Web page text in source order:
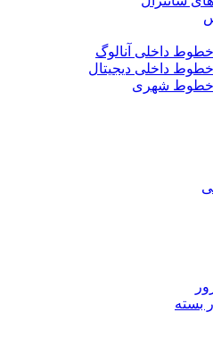
داخلی آنالوگ
داخلی دیجیتال
خطوط شهری
بسته